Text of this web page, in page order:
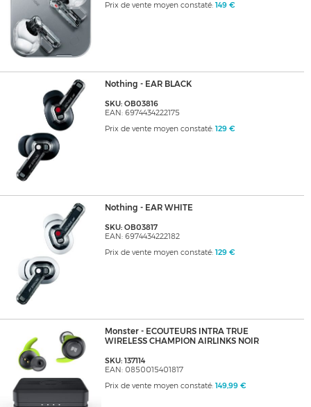
Prix de vente moyen constaté: 149 €
Nothing - EAR BLACK
SKU: OB03816
EAN: 6974434222175
Prix de vente moyen constaté: 129 €
Nothing - EAR WHITE
SKU: OB03817
EAN: 6974434222182
Prix de vente moyen constaté: 129 €
Monster - ECOUTEURS INTRA TRUE
WIRELESS CHAMPION AIRLINKS NOIR
SKU: 137114
EAN: 0850015401817
Prix de vente moyen constaté: 149,99 €